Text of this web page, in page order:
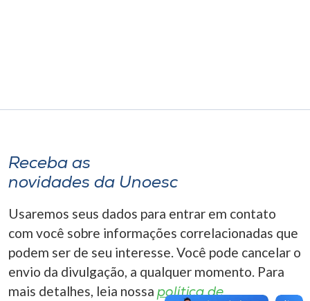
Store
Selecione
o idioma
Receba as
novidades da Unoesc
Usaremos seus dados para entrar em contato
com você sobre informações correlacionadas que
podem ser de seu interesse. Você pode cancelar o
envio da divulgação, a qualquer momento. Para
mais detalhes, leia nossa política de